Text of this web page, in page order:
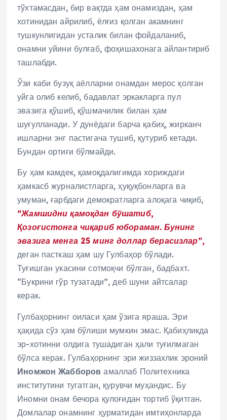
тўхтамасдан, бир вақтда ҳам онамиздан, ҳам
хотинидан айрилиб, ёлғиз қолган акамнинг
тушкунлигидан усталик билан фойдаланиб,
онамни уйини булғаб, фоҳишахонага айлантириб
ташлабди.
Ўзи каби бузуқ аёлларни онамдан мерос қолган
уйга олиб келиб, бадавлат эркакларга пул
эвазига қўшиб, қўшмачилик билан ҳам
шуғулланади. У дунёдаги барча қабиҳ, жирканч
ишларни энг пастигача тушиб, қутуриб кетади.
Бундан ортиғи бўлмайди.
Бу ҳам камдек, қамоқдалигимда хориждаги
ҳамкасб журналистларга, ҳуқуқбонларга ва
умуман, ғарбдаги демократларга алоқага чиқиб,
“Жамшидни қамоқдан бўшатиб,
Қозоғистонга чиқариб юбораман. Бунинг
эвазига менга 25 минг доллар берасизлар”,
деган пасткаш ҳам шу Гулбаҳор бўлади.
Туғишган укасини сотмоқчи бўлган, бадбахт.
“Букрини гўр тузатади”, деб шуни айтсалар
керак.
Гулбаҳорнинг оиласи ҳам ўзига яраша. Эри
ҳақида сўз ҳам бўлиши мумкин эмас. Қабиҳликда
эр-хотинни олдига тушадиган ҳали туғилмаган
бўлса керак. Гулбаҳорнинг эри жиззахлик эроний
Иномжон Жабборов амаллаб Политехника
институтини тугатган, қурувчи муҳандис. Бу
Иномни онам бечора қулоғидан тортиб ўқитган.
Домлалар онамнинг ҳурматидан имтиҳонларда